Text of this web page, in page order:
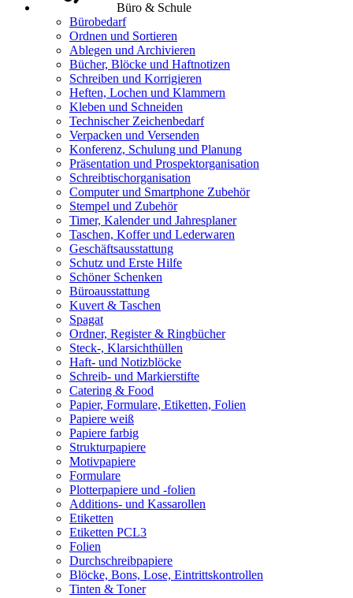
Büro & Schule
Bürobedarf
Ordnen und Sortieren
Ablegen und Archivieren
Bücher, Blöcke und Haftnotizen
Schreiben und Korrigieren
Heften, Lochen und Klammern
Kleben und Schneiden
Technischer Zeichenbedarf
Verpacken und Versenden
Konferenz, Schulung und Planung
Präsentation und Prospektorganisation
Schreibtischorganisation
Computer und Smartphone Zubehör
Stempel und Zubehör
Timer, Kalender und Jahresplaner
Taschen, Koffer und Lederwaren
Geschäftsausstattung
Schutz und Erste Hilfe
Schöner Schenken
Büroausstattung
Kuvert & Taschen
Spagat
Ordner, Register & Ringbücher
Steck-, Klarsichthüllen
Haft- und Notizblöcke
Schreib- und Markierstifte
Catering & Food
Papier, Formulare, Etiketten, Folien
Papiere weiß
Papiere farbig
Strukturpapiere
Motivpapiere
Formulare
Plotterpapiere und -folien
Additions- und Kassarollen
Etiketten
Etiketten PCL3
Folien
Durchschreibpapiere
Blöcke, Bons, Lose, Eintrittskontrollen
Tinten & Toner